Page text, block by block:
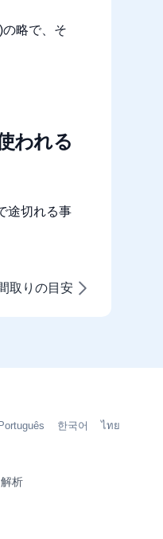
の略で、そ
われる
途切れる事
取りの目安
Português 한국어 ไทย
析